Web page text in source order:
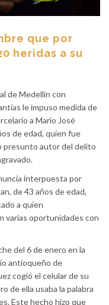
que por
heridas a su
de Medellín con
le impuso medida de
a Mario José
de edad, quien fue
presunto autor del delito
interpuesta por
de 43 años de edad,
a quien
varias oportunidades con
del 6 de enero en la
antioqueño de
cogió el celular de su
de ella usaba la palabra
Este hecho hizo que